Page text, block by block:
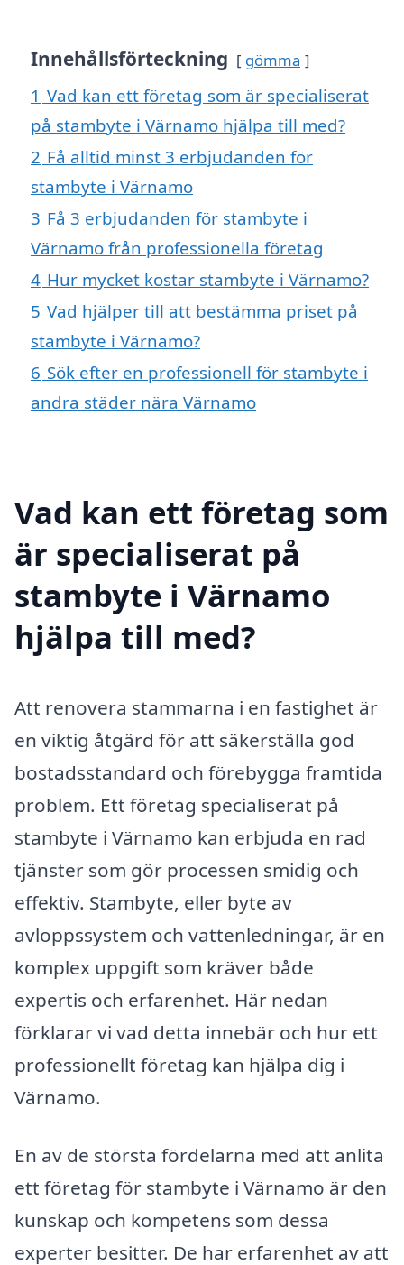
Innehållsförteckning gömma
1 Vad kan ett företag som är specialiserat
på stambyte i Värnamo hjälpa till med?
2 Få alltid minst 3 erbjudanden för
stambyte i Värnamo
3 Få 3 erbjudanden för stambyte i
Värnamo från professionella företag
4 Hur mycket kostar stambyte i Värnamo?
5 Vad hjälper till att bestämma priset på
stambyte i Värnamo?
6 Sök efter en professionell för stambyte i
andra städer nära Värnamo
Vad kan ett företag som
är specialiserat på
stambyte i Värnamo
hjälpa till med?
Att renovera stammarna i en fastighet är
en viktig åtgärd för att säkerställa god
bostadsstandard och förebygga framtida
problem. Ett företag specialiserat på
stambyte i Värnamo kan erbjuda en rad
tjänster som gör processen smidig och
effektiv. Stambyte, eller byte av
avloppssystem och vattenledningar, är en
komplex uppgift som kräver både
expertis och erfarenhet. Här nedan
förklarar vi vad detta innebär och hur ett
professionellt företag kan hjälpa dig i
Värnamo.
En av de största fördelarna med att anlita
ett företag för stambyte i Värnamo är den
kunskap och kompetens som dessa
experter besitter. De har erfarenhet av att